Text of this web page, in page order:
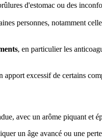
d'estomac ou des
personnes, notamment
, en particulier les
apport excessif de certains
avec un arôme piquant et
un âge avancé ou une